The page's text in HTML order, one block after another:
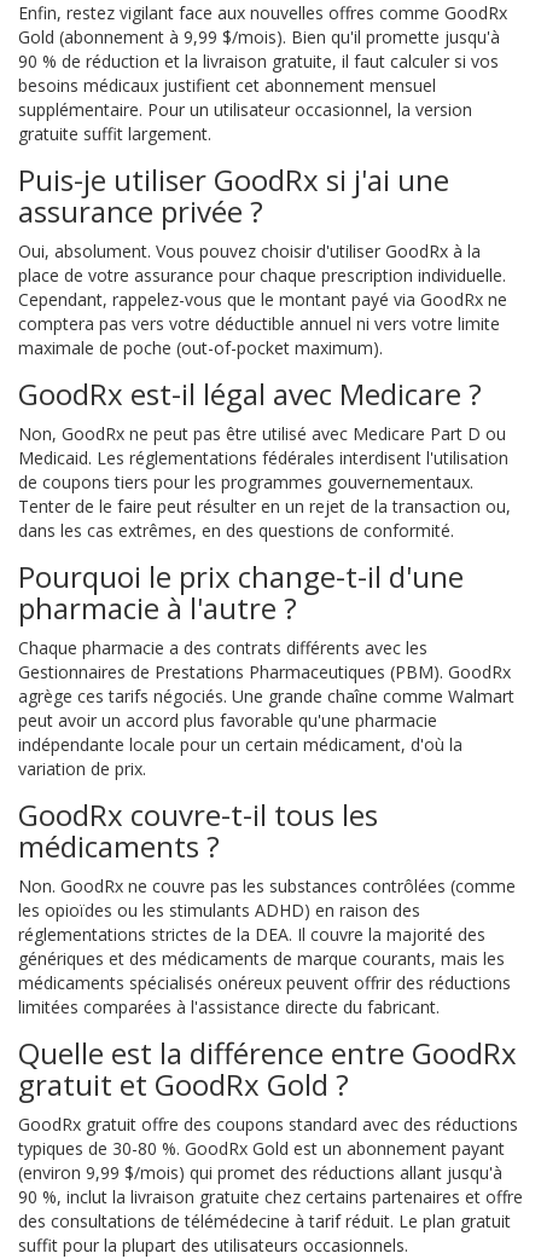
Enfin, restez vigilant face aux nouvelles offres comme GoodRx
Gold (abonnement à 9,99 $/mois). Bien qu'il promette jusqu'à
90 % de réduction et la livraison gratuite, il faut calculer si vos
besoins médicaux justifient cet abonnement mensuel
supplémentaire. Pour un utilisateur occasionnel, la version
gratuite suffit largement.
Puis-je utiliser GoodRx si j'ai une
assurance privée ?
Oui, absolument. Vous pouvez choisir d'utiliser GoodRx à la
place de votre assurance pour chaque prescription individuelle.
Cependant, rappelez-vous que le montant payé via GoodRx ne
comptera pas vers votre déductible annuel ni vers votre limite
maximale de poche (out-of-pocket maximum).
GoodRx est-il légal avec Medicare ?
Non, GoodRx ne peut pas être utilisé avec Medicare Part D ou
Medicaid. Les réglementations fédérales interdisent l'utilisation
de coupons tiers pour les programmes gouvernementaux.
Tenter de le faire peut résulter en un rejet de la transaction ou,
dans les cas extrêmes, en des questions de conformité.
Pourquoi le prix change-t-il d'une
pharmacie à l'autre ?
Chaque pharmacie a des contrats différents avec les
Gestionnaires de Prestations Pharmaceutiques (PBM). GoodRx
agrège ces tarifs négociés. Une grande chaîne comme Walmart
peut avoir un accord plus favorable qu'une pharmacie
indépendante locale pour un certain médicament, d'où la
variation de prix.
GoodRx couvre-t-il tous les
médicaments ?
Non. GoodRx ne couvre pas les substances contrôlées (comme
les opioïdes ou les stimulants ADHD) en raison des
réglementations strictes de la DEA. Il couvre la majorité des
génériques et des médicaments de marque courants, mais les
médicaments spécialisés onéreux peuvent offrir des réductions
limitées comparées à l'assistance directe du fabricant.
Quelle est la différence entre GoodRx
gratuit et GoodRx Gold ?
GoodRx gratuit offre des coupons standard avec des réductions
typiques de 30-80 %. GoodRx Gold est un abonnement payant
(environ 9,99 $/mois) qui promet des réductions allant jusqu'à
90 %, inclut la livraison gratuite chez certains partenaires et offre
des consultations de télémédecine à tarif réduit. Le plan gratuit
suffit pour la plupart des utilisateurs occasionnels.